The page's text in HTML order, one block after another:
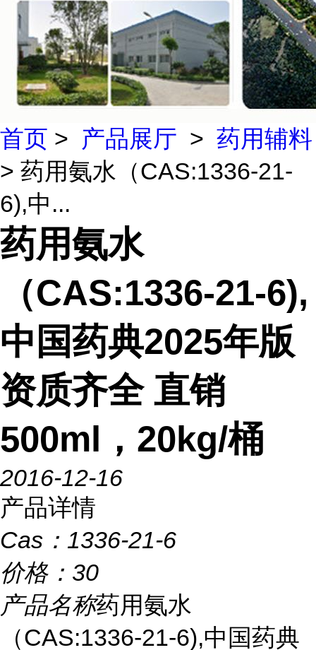
首页 > 产品展厅 > 药用辅料
> 药用氨水（CAS:1336-21-
6),中...
药用氨水
（CAS:1336-21-6),
中国药典2025年版
资质齐全 直销
500ml，20kg/桶
2016-12-16
产品详情
Cas： 1336-21-6
价格： 30
产品名称药用氨水
（CAS:1336-21-6),中国药典